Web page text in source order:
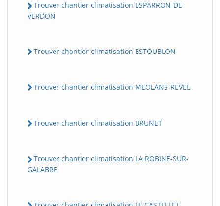
Trouver chantier climatisation ESPARRON-DE-
VERDON
Trouver chantier climatisation ESTOUBLON
Trouver chantier climatisation MEOLANS-REVEL
Trouver chantier climatisation BRUNET
Trouver chantier climatisation LA ROBINE-SUR-
GALABRE